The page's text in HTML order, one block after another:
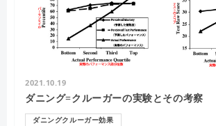
2021.10.19
ダニング=クルーガーの実験とその考察
ダニングクルーガー効果